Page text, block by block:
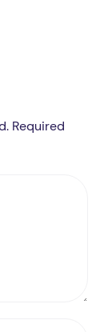
Required